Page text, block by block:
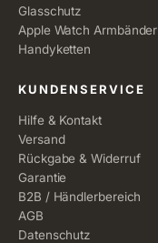
Glasschutz
Apple Watch Armbänder
Handyketten
KUNDENSERVICE
Hilfe & Kontakt
Versand
Rückgabe & Widerruf
Garantie
B2B / Händlerbereich
AGB
Datenschutz